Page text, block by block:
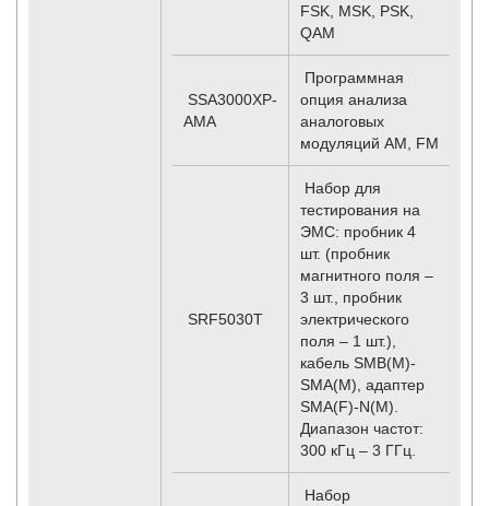
FSK, MSK, PSK,
QAM
SSA3000XP-
AMA
Программная
опция анализа
аналоговых
модуляций AM, FM
SRF5030T
Набор для
тестирования на
ЭМС: пробник 4
шт. (пробник
магнитного поля –
3 шт., пробник
электрического
поля – 1 шт.),
кабель SMB(M)-
SMA(M), адаптер
SMA(F)-N(M).
Диапазон частот:
300 кГц – 3 ГГц.
Набор